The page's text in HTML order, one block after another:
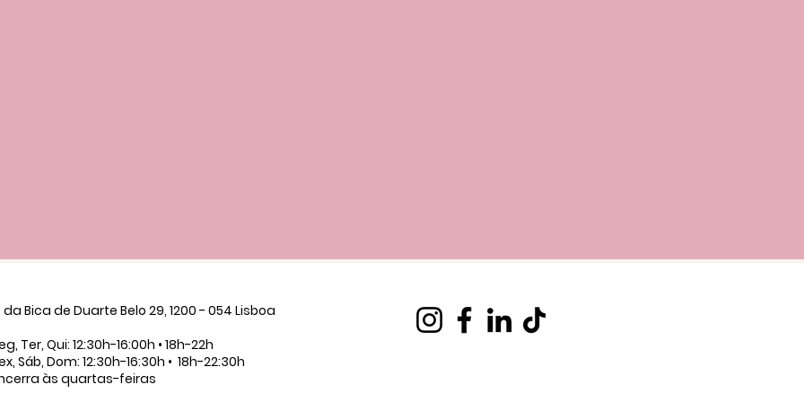
da Bica de Duarte Belo 29, 1200 - 054 Lisboa
Ter, Qui: 12:30h-16:00h • 18h-22h
Sáb, Dom: 12:30h-16:30h • 18h-22:30h
às quartas-feiras